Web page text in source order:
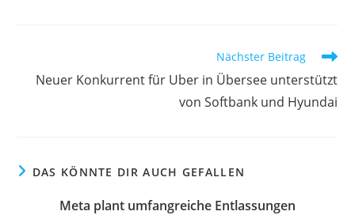
Nächster Beitrag
Neuer Konkurrent für Uber in Übersee unterstützt
von Softbank und Hyundai
DAS KÖNNTE DIR AUCH GEFALLEN
Meta plant umfangreiche Entlassungen